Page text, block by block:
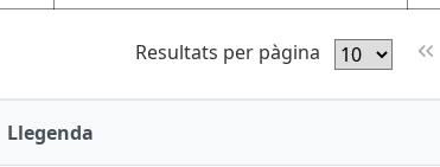
Resultats per pàgina
Llegenda